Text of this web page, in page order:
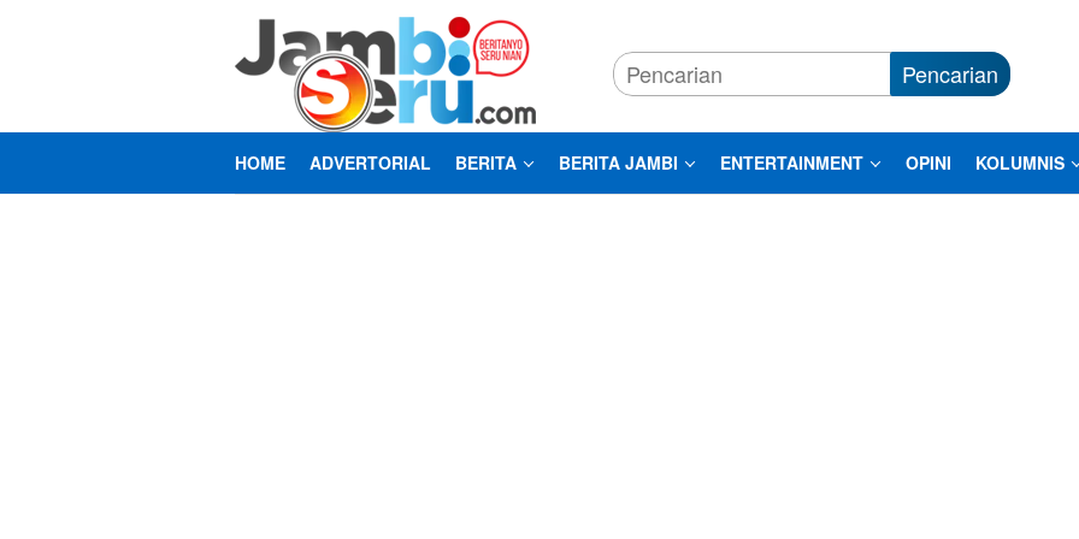
Pencarian
HOME ADVERTORIAL BERITA BERITA JAMBI ENTERTAINMENT OPINI KOLUMNIS